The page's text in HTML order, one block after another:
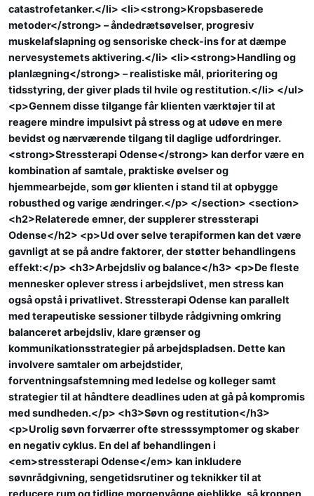
catastrofetanker.</li> <li><strong>Kropsbaserede
metoder</strong> – åndedrætsøvelser, progresiv
muskelafslapning og sensoriske check-ins for at dæmpe
nervesystemets aktivering.</li> <li><strong>Handling og
planlægning</strong> – realistiske mål, prioritering og
tidsstyring, der giver plads til hvile og restitution.</li> </ul>
<p>Gennem disse tilgange får klienten værktøjer til at
reagere mindre impulsivt på stress og at udøve en mere
bevidst og nærværende tilgang til daglige udfordringer.
<strong>Stressterapi Odense</strong> kan derfor være en
kombination af samtale, praktiske øvelser og
hjemmearbejde, som gør klienten i stand til at opbygge
robusthed og varige ændringer.</p> </section> <section>
<h2>Relaterede emner, der supplerer stressterapi
Odense</h2> <p>Ud over selve terapiformen kan det være
gavnligt at se på andre faktorer, der støtter behandlingens
effekt:</p> <h3>Arbejdsliv og balance</h3> <p>De fleste
mennesker oplever stress i arbejdslivet, men stress kan
også opstå i privatlivet. Stressterapi Odense kan parallelt
med terapeutiske sessioner tilbyde rådgivning omkring
balanceret arbejdsliv, klare grænser og
kommunikationsstrategier på arbejdspladsen. Dette kan
involvere samtaler om arbejdstider,
forventningsafstemning med ledelse og kolleger samt
strategier til at håndtere deadlines uden at gå på kompromis
med sundheden.</p> <h3>Søvn og restitution</h3>
<p>Urolig søvn forværrer ofte stresssymptomer og skaber
en negativ cyklus. En del af behandlingen i
<em>stressterapi Odense</em> kan inkludere
søvnrådgivning, sengetidsrutiner og teknikker til at